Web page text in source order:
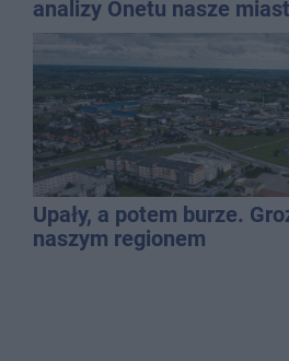
analizy Onetu nasze
najbardziej narażonych
Upały, a potem burze.
naszym regionem